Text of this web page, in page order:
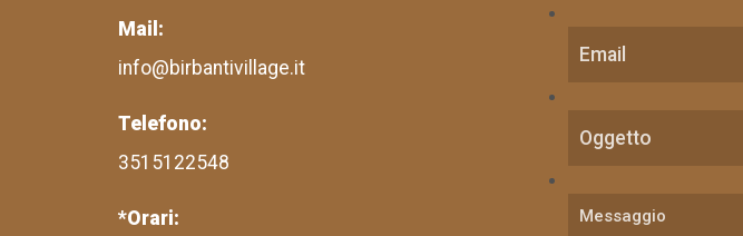
Mail:
info@birbantivillage.it
Telefono:
3515122548
*Orari: